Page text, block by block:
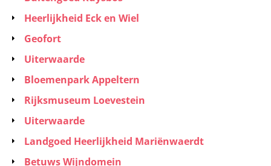
Heerlijkheid Eck en Wiel
Geofort
Uiterwaarde
Bloemenpark Appeltern
Rijksmuseum Loevestein
Uiterwaarde
Landgoed Heerlijkheid Mariënwaerdt
Betuws Wijndomein